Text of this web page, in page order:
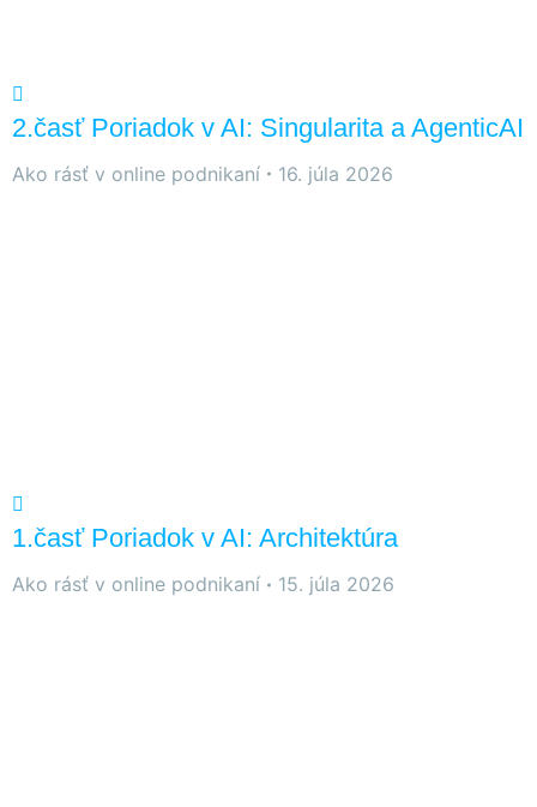
2.časť Poriadok v AI: Singularita a AgenticAI
Ako rásť v online podnikaní 16. júla 2026
1.časť Poriadok v AI: Architektúra
Ako rásť v online podnikaní 15. júla 2026